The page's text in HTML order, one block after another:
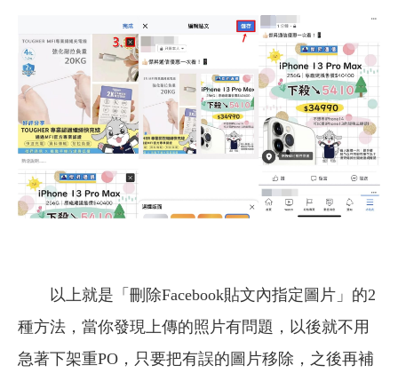
以上就是「刪除Facebook貼文內指定圖片」的2
種方法，當你發現上傳的照片有問題，以後就不用
急著下架重PO，只要把有誤的圖片移除，之後再補